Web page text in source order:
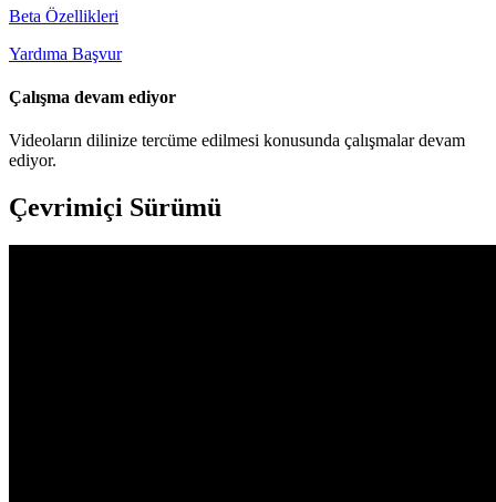
Beta Özellikleri
Yardıma Başvur
Çalışma devam ediyor
Videoların dilinize tercüme edilmesi konusunda çalışmalar devam
ediyor.
Çevrimiçi Sürümü